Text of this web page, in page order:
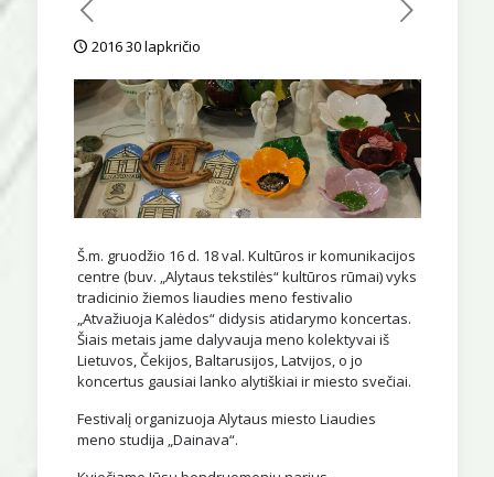
2016 30 lapkričio
Š.m. gruodžio 16 d. 18 val. Kultūros ir komunikacijos
centre (buv. „Alytaus tekstilės“ kultūros rūmai) vyks
tradicinio žiemos liaudies meno festivalio
„Atvažiuoja Kalėdos“ didysis atidarymo koncertas.
Šiais metais jame dalyvauja meno kolektyvai iš
Lietuvos, Čekijos, Baltarusijos, Latvijos, o jo
koncertus gausiai lanko alytiškiai ir miesto svečiai.
Festivalį organizuoja Alytaus miesto Liaudies
meno studija „Dainava“.